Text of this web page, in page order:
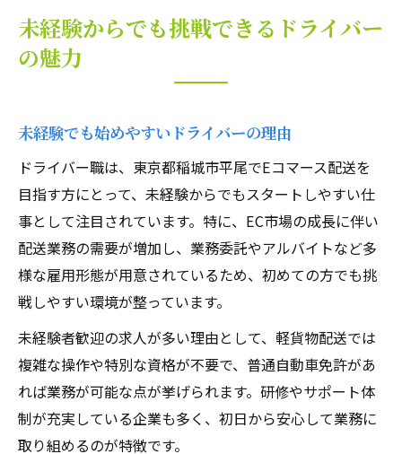
未経験からでも挑戦できるドライバー
の魅力
未経験でも始めやすいドライバーの理由
ドライバー職は、東京都稲城市平尾でEコマース配送を
目指す方にとって、未経験からでもスタートしやすい仕
事として注目されています。特に、EC市場の成長に伴い
配送業務の需要が増加し、業務委託やアルバイトなど多
様な雇用形態が用意されているため、初めての方でも挑
戦しやすい環境が整っています。
未経験者歓迎の求人が多い理由として、軽貨物配送では
複雑な操作や特別な資格が不要で、普通自動車免許があ
れば業務が可能な点が挙げられます。研修やサポート体
制が充実している企業も多く、初日から安心して業務に
取り組めるのが特徴です。